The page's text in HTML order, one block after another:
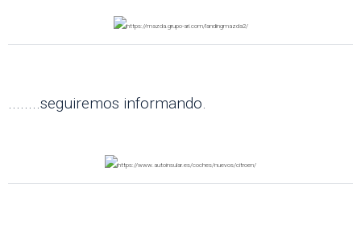
........seguiremos informando.